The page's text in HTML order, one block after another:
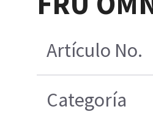
Artículo No.
Categoría